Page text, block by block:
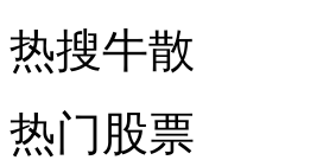
热搜牛散
热门股票